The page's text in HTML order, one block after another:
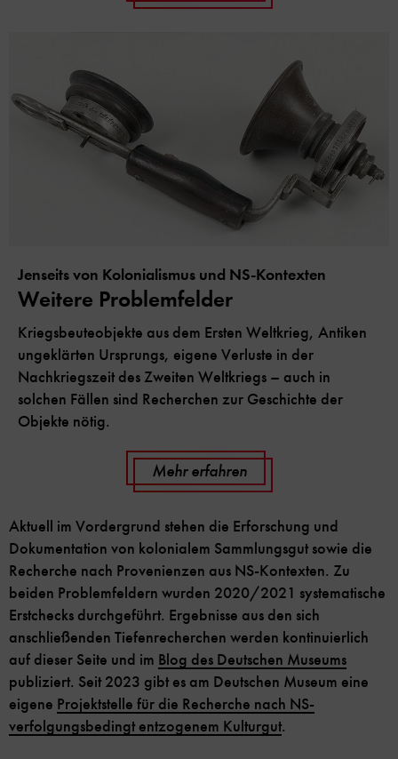
Jenseits von Kolonialismus und NS-Kontexten
Weitere Problemfelder
Kriegsbeuteobjekte aus dem Ersten Weltkrieg, Antiken
ungeklärten Ursprungs, eigene Verluste in der
Nachkriegszeit des Zweiten Weltkriegs – auch in
solchen Fällen sind Recherchen zur Geschichte der
Objekte nötig.
Mehr erfahren
Aktuell im Vordergrund stehen die Erforschung und
Dokumentation von kolonialem Sammlungsgut sowie die
Recherche nach Provenienzen aus NS-Kontexten. Zu
beiden Problemfeldern wurden 2020/2021 systematische
Erstchecks durchgeführt. Ergebnisse aus den sich
anschließenden Tiefenrecherchen werden kontinuierlich
auf dieser Seite und im Blog des Deutschen Museums
publiziert. Seit 2023 gibt es am Deutschen Museum eine
eigene Projektstelle für die Recherche nach NS-
verfolgungsbedingt entzogenem Kulturgut.